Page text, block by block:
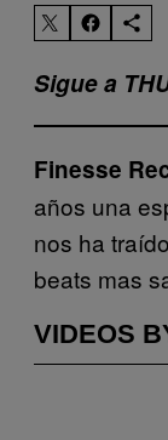
Sigue a
Finesse
años una
nos ha
beats mas
VIDEOS